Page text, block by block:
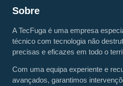
Sobre
A TecFuga é uma empresa
técnico com tecnologia não
precisas e eficazes em todo o
Com uma equipa experiente e
avançados, garantimos